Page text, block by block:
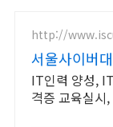
http://
서울사이버
2026 가을학
IT인력 양성,
격증 교육실시